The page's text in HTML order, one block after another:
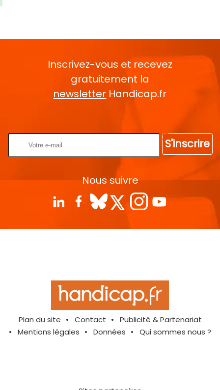
Inscrivez-vous et recevez
gratuitement la
newsletter Handicap.fr
S'inscrire
Nous suivre
Plan du site Contact
Publicité & Partenariat
Mentions légales
Données Qui sommes nous ?